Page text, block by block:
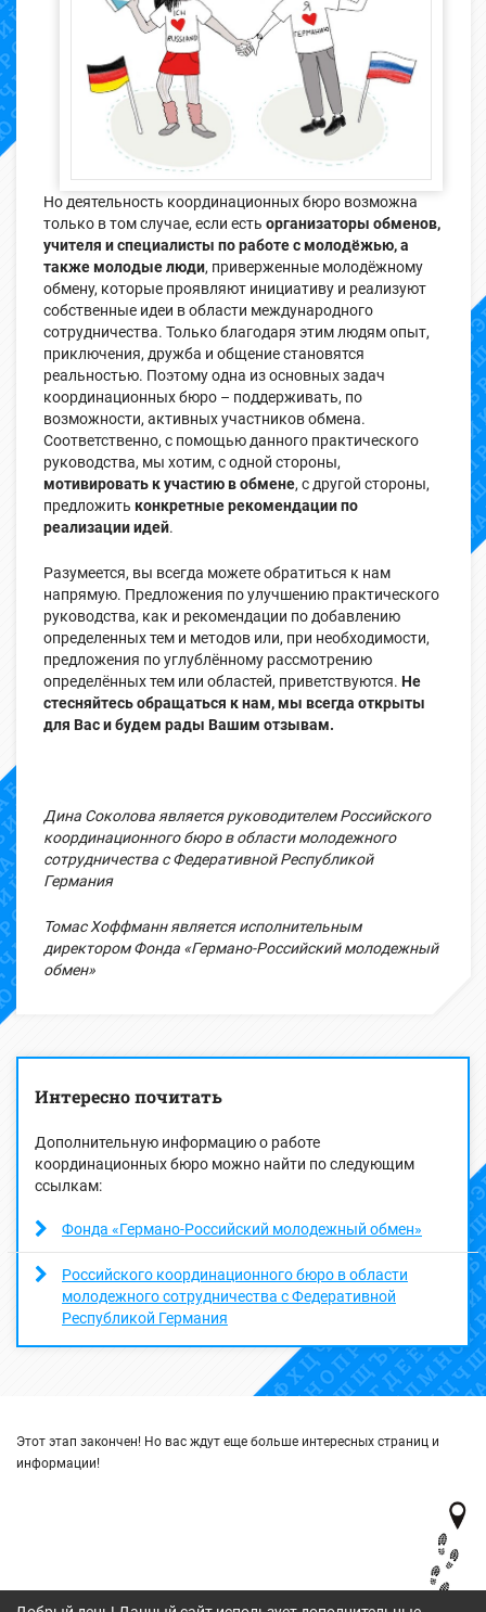
Но деятельность координационных бюро возможна
только в том случае, если есть организаторы обменов,
учителя и специалисты по работе с молодёжью, а
также молодые люди, приверженные молодёжному
обмену, которые проявляют инициативу и реализуют
собственные идеи в области международного
сотрудничества. Только благодаря этим людям опыт,
приключения, дружба и общение становятся
реальностью. Поэтому одна из основных задач
координационных бюро – поддерживать, по
возможности, активных участников обмена.
Соответственно, с помощью данного практического
руководства, мы хотим, с одной стороны,
мотивировать к участию в обмене, с другой стороны,
предложить конкретные рекомендации по
реализации идей.
Разумеется, вы всегда можете обратиться к нам
напрямую. Предложения по улучшению практического
руководства, как и рекомендации по добавлению
определенных тем и методов или, при необходимости,
предложения по углублённому рассмотрению
определённых тем или областей, приветствуются. Не
стесняйтесь обращаться к нам, мы всегда открыты
для Вас и будем рады Вашим отзывам.
Дина Соколова является руководителем Российского
координационного бюро в области молодежного
сотрудничества с Федеративной Республикой
Германия
Томас Хоффманн является исполнительным
директором Фонда «Германо-Российский молодежный
обмен»
Интересно почитать
Дополнительную информацию о работе
координационных бюро можно найти по следующим
ссылкам:
Фонда «Германо-Российский молодежный обмен»
Российского координационного бюро в области
молодежного сотрудничества с Федеративной
Республикой Германия
Этот этап закончен! Но вас ждут еще больше интересных страниц и
информации!